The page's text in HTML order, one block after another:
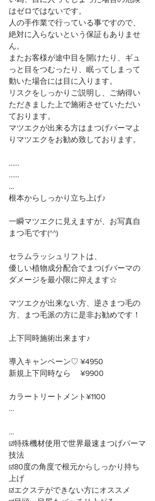
はゼロではないです。
人の手作業で行っている事ですので、
絶対に入らないという保証もありませ
ん。
またお客様が途中目を開けたり、ギュ
っと目をつむったり、眠ってしまって
動いた場合には目に入ります。
リスクをしっかりご説明し、ご納得い
ただきました上で施術させていただい
ております。
マツエクが出来る方はまつげパーマよ
りマツエクをお勧め致しております。
……
……
…
根本からしっかり立ち上げ♪
一瞬マツエクに見えますが、お写真自
まつ毛です(^^)
セラムラッシュリフトは、
優しい植物成分配合でまつげパーマの
ダメージを最小限に抑えます☆
マツエクが出来ない方、逆さまつ毛の
方、まつ毛派の方に是非お勧めです！
上下同時施術出来ます♪
導入キャンペーン♡ ¥4950
新規上下同時なら　 ¥9900
カラートリートメント¥1100
…
…
☑️特殊機材使用で世界最速まつげパーマ
技法
☑️80度の角度で根元からしっかり持ち
上げ
☑️エクステができない方にオススメ